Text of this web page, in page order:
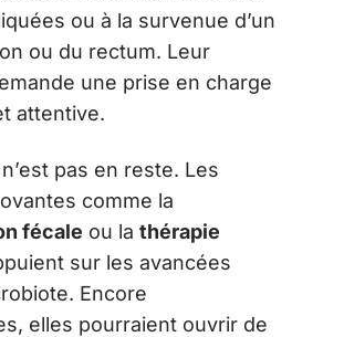
ou à la survenue d’un
ou du rectum. Leur
une prise en charge
attentive.
pas en reste. Les
comme la
fécale ou la thérapie
sur les avancées
Encore
elles pourraient ouvrir de